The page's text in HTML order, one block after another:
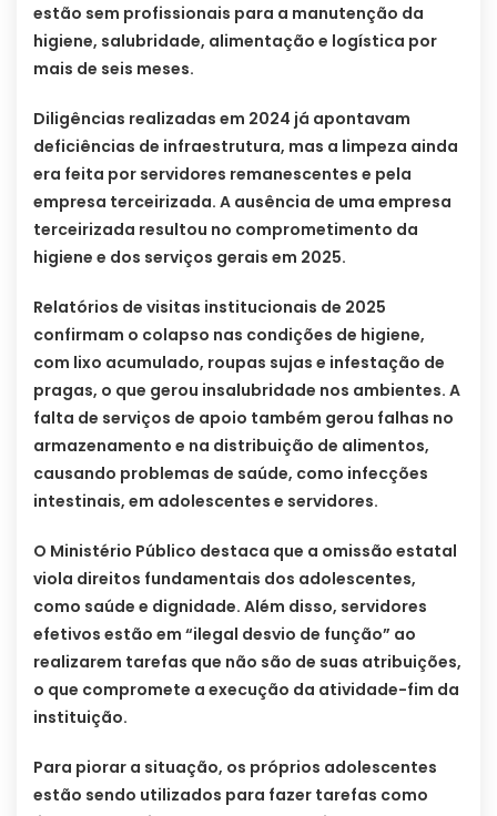
estão sem profissionais para a manutenção da
higiene, salubridade, alimentação e logística por
mais de seis meses.
Diligências realizadas em 2024 já apontavam
deficiências de infraestrutura, mas a limpeza ainda
era feita por servidores remanescentes e pela
empresa terceirizada. A ausência de uma empresa
terceirizada resultou no comprometimento da
higiene e dos serviços gerais em 2025.
Relatórios de visitas institucionais de 2025
confirmam o colapso nas condições de higiene,
com lixo acumulado, roupas sujas e infestação de
pragas, o que gerou insalubridade nos ambientes. A
falta de serviços de apoio também gerou falhas no
armazenamento e na distribuição de alimentos,
causando problemas de saúde, como infecções
intestinais, em adolescentes e servidores.
O Ministério Público destaca que a omissão estatal
viola direitos fundamentais dos adolescentes,
como saúde e dignidade. Além disso, servidores
efetivos estão em “ilegal desvio de função” ao
realizarem tarefas que não são de suas atribuições,
o que compromete a execução da atividade-fim da
instituição.
Para piorar a situação, os próprios adolescentes
estão sendo utilizados para fazer tarefas como